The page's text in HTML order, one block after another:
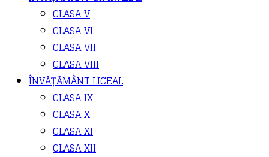
CLASA V
CLASA VI
CLASA VII
CLASA VIII
ÎNVĂȚĂMÂNT LICEAL
CLASA IX
CLASA X
CLASA XI
CLASA XII